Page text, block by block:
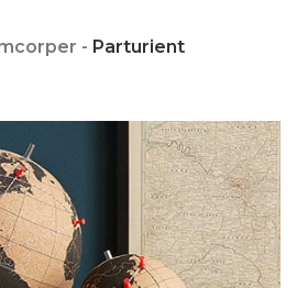
- Parturient